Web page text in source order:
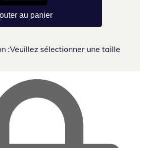
au panier
:Veuillez sélectionner une taille